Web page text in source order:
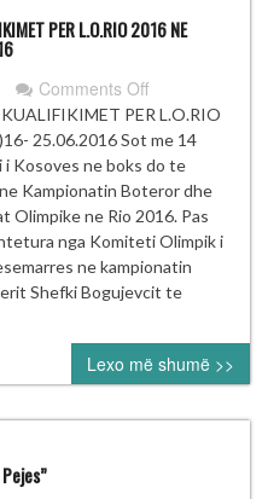
PER L.O.RIO 2016 NE
Comments Offon
KAMPIONATI
BOTEROR
DHE
KUALIFIKIMET
PER
L.O.RIO
2016
NE
25.06.2016
PER L.O.RIO
25.06.2016 Sot me 14
Kosoves ne boks do te
Kampionatin Boteror dhe
Olimpike ne Rio 2016. Pas
nga Komiteti Olimpik i
ne kampionatin
Shefki Bogujevcit te
Lexo më shumë >>